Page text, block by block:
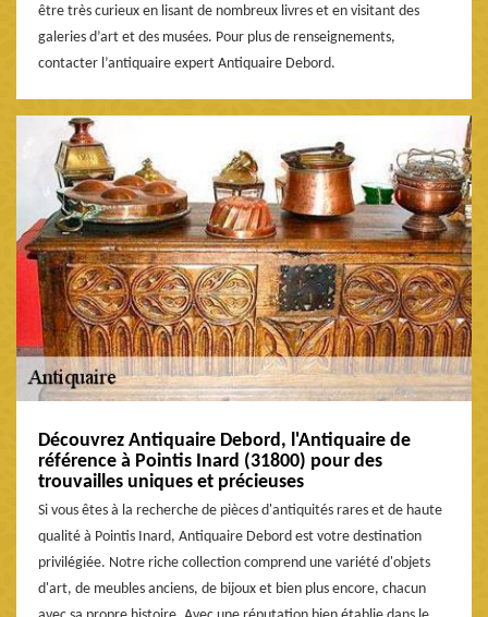
être très curieux en lisant de nombreux livres et en visitant des
galeries d’art et des musées. Pour plus de renseignements,
contacter l’antiquaire expert Antiquaire Debord.
Découvrez Antiquaire Debord, l'Antiquaire de
référence à Pointis Inard (31800) pour des
trouvailles uniques et précieuses
Si vous êtes à la recherche de pièces d'antiquités rares et de haute
qualité à Pointis Inard, Antiquaire Debord est votre destination
privilégiée. Notre riche collection comprend une variété d'objets
d'art, de meubles anciens, de bijoux et bien plus encore, chacun